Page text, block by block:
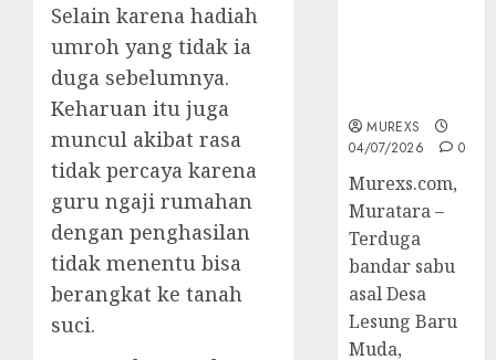
Selain karena hadiah
umroh yang tidak ia
duga sebelumnya.
Keharuan itu juga
muncul akibat rasa
tidak percaya karena
guru ngaji rumahan
dengan penghasilan
tidak menentu bisa
berangkat ke tanah
suci.
MUREXS
04/07/2026
0
Murexs.com,
Muratara –
Terduga
bandar sabu
asal Desa
Lesung Baru
Muda,